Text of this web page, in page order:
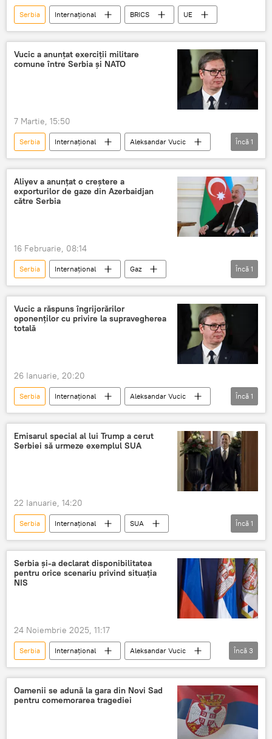
Serbia Internațional BRICS UE
Vucic a anunțat exerciții militare
comune între Serbia și NATO
7 Martie, 15:50
Serbia Internațional
Aleksandar Vucic
NATO
Încă 1
Aliyev a anunțat o creștere a
exporturilor de gaze din Azerbaidjan
către Serbia
16 Februarie, 08:14
Serbia Internațional
Gaz
Ilham Aliev
Încă 1
Vucic a răspuns îngrijorărilor
oponenților cu privire la supravegherea
totală
26 Ianuarie, 20:20
Serbia Internațional
Aleksandar Vucic
oponenti
Încă 1
Emisarul special al lui Trump a cerut
Serbiei să urmeze exemplul SUA
22 Ianuarie, 14:20
Serbia Internațional
SUA
Aleksandar Vucic
Încă 1
Serbia și-a declarat disponibilitatea
pentru orice scenariu privind situația
NIS
24 Noiembrie 2025, 11:17
Serbia Internațional
Aleksandar Vucic
SUA
Acord sanctiuni
Încă 3
Oamenii se adună la gara din Novi Sad
pentru comemorarea tragediei